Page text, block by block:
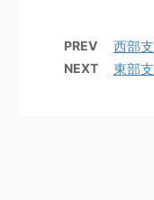
PREV 西部
NEXT 東部